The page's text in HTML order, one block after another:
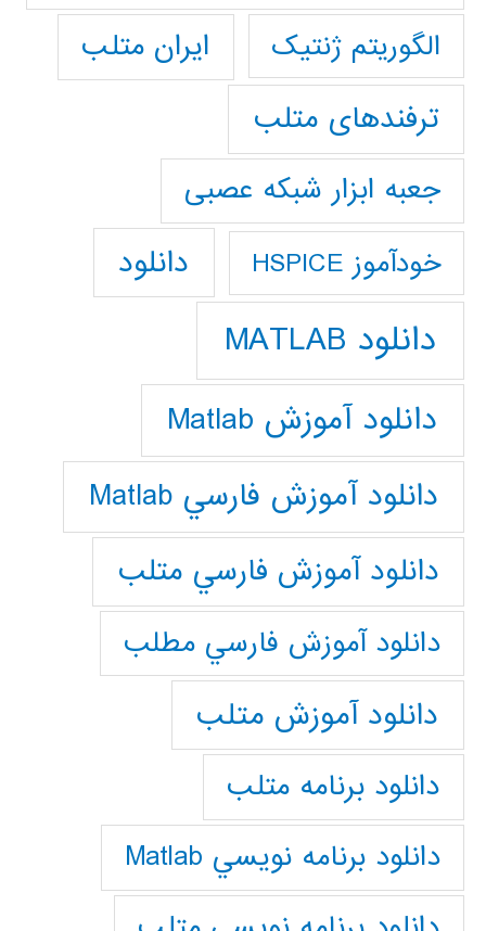
الگوریتم ژنتیک
ایران متلب
ترفندهای متلب
جعبه ابزار شبکه عصبی
خودآموز HSPICE دانلود
دانلود MATLAB
دانلود آموزش Matlab
دانلود آموزش فارسي Matlab
دانلود آموزش فارسي متلب
دانلود آموزش فارسي مطلب
دانلود آموزش متلب
دانلود برنامه متلب
دانلود برنامه نويسي Matlab